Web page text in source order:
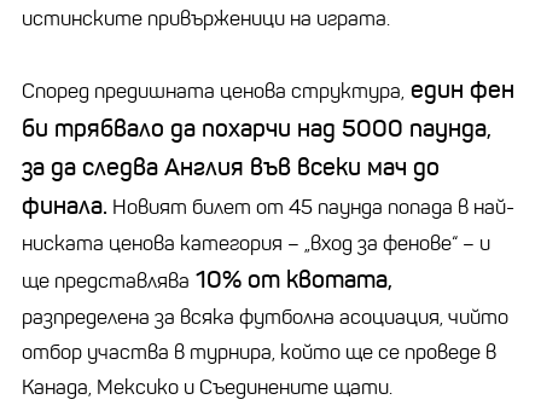
истинските привърженици на играта.
Според предишната ценова структура, един фен
би трябвало да похарчи над 5000 паунда,
за да следва Англия във всеки мач до
финала. Новият билет от 45 паунда попада в най-
ниската ценова категория – „вход за фенове“ – и
ще представлява 10% от квотата,
разпределена за всяка футболна асоциация, чийто
отбор участва в турнира, който ще се проведе в
Канада, Мексико и Съединените щати.